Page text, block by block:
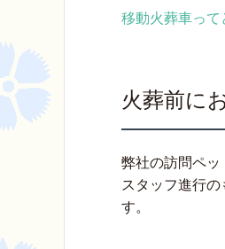
移動火葬車っ
火葬前に
弊社の訪問ペッ
スタッフ進行
す。